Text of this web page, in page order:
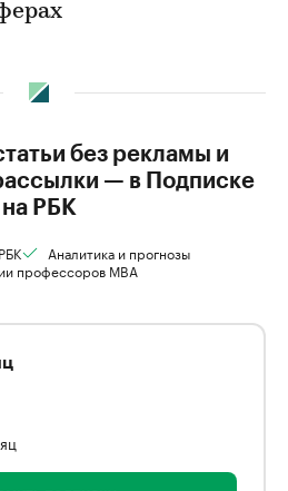
без рекламы и
— в Подписке
на РБК
Аналитика и прогнозы
профессоров MBA